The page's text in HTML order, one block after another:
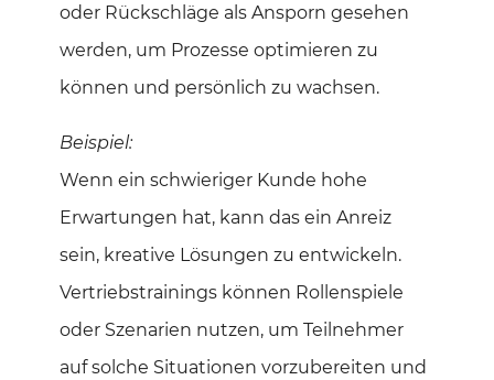
oder Rückschläge als Ansporn gesehen
werden, um Prozesse optimieren zu
können und persönlich zu wachsen.
Beispiel:
Wenn ein schwieriger Kunde hohe
Erwartungen hat, kann das ein Anreiz
sein, kreative Lösungen zu entwickeln.
Vertriebstrainings können Rollenspiele
oder Szenarien nutzen, um Teilnehmer
auf solche Situationen vorzubereiten und